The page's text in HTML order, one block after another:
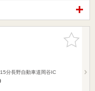
お気に入
りに追加
分長野自動車道岡谷IC